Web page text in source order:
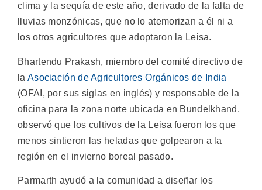
clima y la sequía de este año, derivado de la falta de
lluvias monzónicas, que no lo atemorizan a él ni a
los otros agricultores que adoptaron la Leisa.
Bhartendu Prakash, miembro del comité directivo de
la Asociación de Agricultores Orgánicos de India
(OFAI, por sus siglas en inglés) y responsable de la
oficina para la zona norte ubicada en Bundelkhand,
observó que los cultivos de la Leisa fueron los que
menos sintieron las heladas que golpearon a la
región en el invierno boreal pasado.
Parmarth ayudó a la comunidad a diseñar los